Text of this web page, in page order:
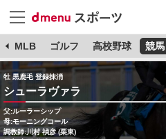
MLB ゴルフ 高校野球 競馬
牡 黒鹿毛 登録抹消
シューラヴァラ
父:ルーラーシップ
母:モーニングコール
調教師:川村 禎彦 (栗東)